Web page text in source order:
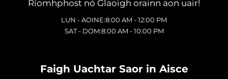
Ríomhphost nó Glaoigh orainn aon uair!
LUN - AOINE:8:00 AM - 12:00 PM
SAT - DOM:8:00 AM - 10:00 PM
Faigh Uachtar Saor in Aisce